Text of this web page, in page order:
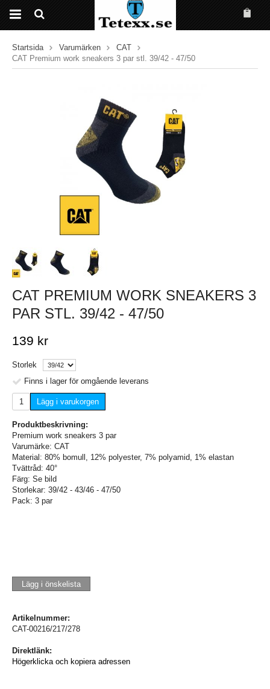
Startsida Varumärken
CAT
CAT Premium work sneakers 3 par stl. 39/42 - 47/50
CAT PREMIUM WORK SNEAKERS 3
PAR STL. 39/42 - 47/50
139 kr
Storlek
Finns i lager för omgående leverans
Lägg i varukorgen
Produktbeskrivning:
Premium work sneakers 3 par
Varumärke: CAT
Material: 80% bomull, 12% polyester, 7% polyamid, 1% elastan
Tvättråd: 40°
Färg: Se bild
Storlekar: 39/42 - 43/46 - 47/50
Pack: 3 par
Lägg i önskelista
Artikelnummer:
CAT-00216/217/278
Direktlänk:
Högerklicka och kopiera adressen